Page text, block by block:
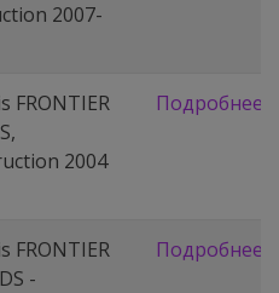
2007-
FRONTIER
2004
Подробнее
FRONTIER
-
Подробнее